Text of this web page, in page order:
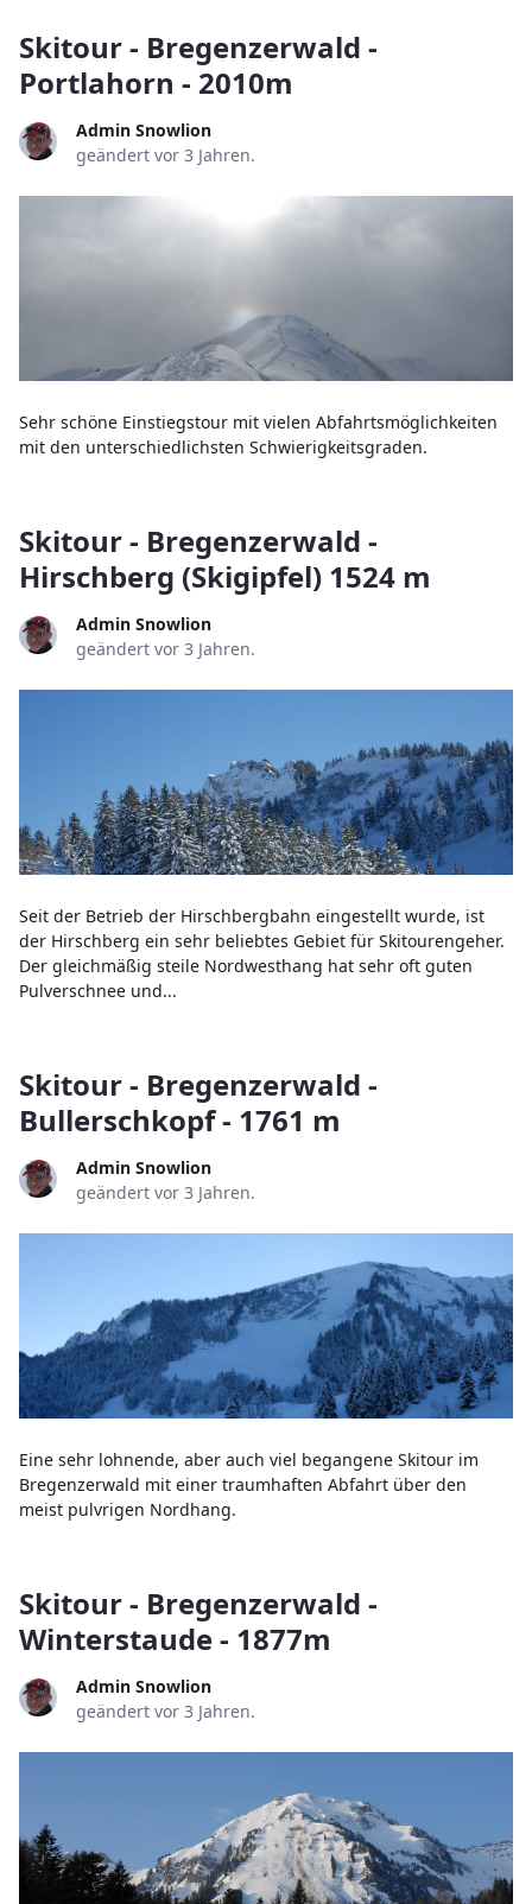
Skitour - Bregenzerwald -
Portlahorn - 2010m
Admin Snowlion
geändert vor 3 Jahren.
Sehr schöne Einstiegstour mit vielen Abfahrtsmöglichkeiten
mit den unterschiedlichsten Schwierigkeitsgraden.
Skitour - Bregenzerwald -
Hirschberg (Skigipfel) 1524 m
Admin Snowlion
geändert vor 3 Jahren.
Seit der Betrieb der Hirschbergbahn eingestellt wurde, ist
der Hirschberg ein sehr beliebtes Gebiet für Skitourengeher.
Der gleichmäßig steile Nordwesthang hat sehr oft guten
Pulverschnee und...
Skitour - Bregenzerwald -
Bullerschkopf - 1761 m
Admin Snowlion
geändert vor 3 Jahren.
Eine sehr lohnende, aber auch viel begangene Skitour im
Bregenzerwald mit einer traumhaften Abfahrt über den
meist pulvrigen Nordhang.
Skitour - Bregenzerwald -
Winterstaude - 1877m
Admin Snowlion
geändert vor 3 Jahren.